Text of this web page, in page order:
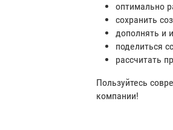
оптимально
сохранить
дополнять и
поделиться
рассчитать
Пользуйтесь
компании!